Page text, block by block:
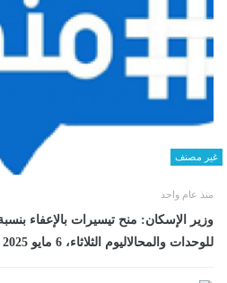
غير مصنف
منذ عام واحد
للوحدات والمحالاليوم الثلاثاء، 6 مايو 2025 05:10 مـ